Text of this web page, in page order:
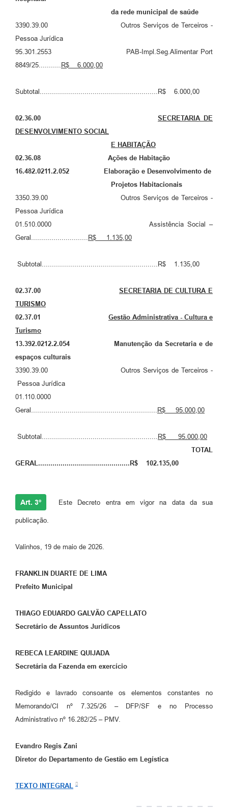
da rede municipal de saúde
3390.39.00 Outros Serviços de Terceiros -
Pessoa Jurídica
95.301.2553 PAB-Impl.Seg.Alimentar Port
8849/25...........
R$ 6.000,00
Subtotal..........................................................R$ 6.000,00
02.36.00SECRETARIA DE
DESENVOLVIMENTO SOCIAL
E HABITAÇÃO
02.36.08 Ações de Habitação
16.482.0211.2.052 Elaboração e Desenvolvimento de
Projetos Habitacionais
3350.39.00 Outros Serviços de Terceiros -
Pessoa Jurídica
01.510.0000 Assistência Social –
Geral............................
R$ 1.135,00
Subtotal.........................................................R$ 1.135,00
02.37.00 SECRETARIA DE CULTURA E
TURISMO
02.37.01 Gestão Administrativa - Cultura e
Turismo
13.392.0212.2.054 Manutenção da Secretaria e de
espaços culturais
3390.39.00 Outros Serviços de Terceiros -
Pessoa Jurídica
01.110.0000
Geral..............................................................
R$ 95 .000,00
Subtotal.........................................................
R$ 95.000,00
​TOTAL
GERAL.............................................R$ 102.135,00
Art. 3º Este Decreto entra em vigor na data da sua
publicação.
Valinhos, 19 de maio de 2026.
FRANKLIN DUARTE DE LIMA
Prefeito Municipal
THIAGO EDUARDO GALVÃO CAPELLATO
Secretário de Assuntos Jurídicos
REBECA LEARDINE QUIJADA
Secretária da Fazenda em exercício
Redigido e lavrado consoante os elementos constantes no
Memorando/CI nº 7.325/26 – DFP/SF e no Processo
Administrativo nº 16.282/25 – PMV.
Evandro Regis Zani
Diretor do Departamento de Gestão em Legística
TEXTO INTEGRAL